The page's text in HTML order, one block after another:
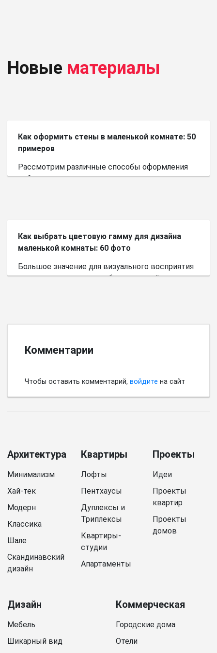
Новые материалы
Как оформить стены в маленькой комнате: 50
примеров
Рассмотрим различные способы оформления
небольшого пространства.
Как выбрать цветовую гамму для дизайна
маленькой комнаты: 60 фото
Большое значение для визуального восприятия
пространства имеет выбор цветовой палитры.
Комментарии
Чтобы оставить комментарий, войдите на сайт
Архитектура
Минимализм
Хай-тек
Модерн
Классика
Шале
Скандинавский
дизайн
Квартиры
Лофты
Пентхаусы
Дуплексы и
Триплексы
Квартиры-
студии
Апартаменты
Проекты
Идеи
Проекты
квартир
Проекты
домов
Дизайн
Мебель
Шикарный вид
Коммерческая
Городские дома
Отели